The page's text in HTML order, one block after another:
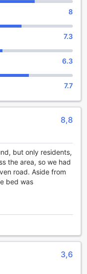
vierailleen
erityisen. Villa
jossa voit nauttia
paikka
ja se
ja
pelihuone, joka
ja kilpailuhenkeä
innokas
aikaa rentoutuen,
ja nauttia
on todellinen
Lissabonissa
palvelu on
8
7.3
6.3
7.7
8,8
but only residents,
the area, so we had
road. Aside from
bed was
3,6